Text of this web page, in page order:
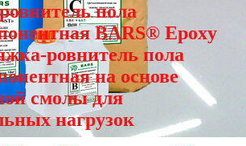
пола
BARS® Epoxy
ровнитель пола
на основе
смолы для
нагрузок